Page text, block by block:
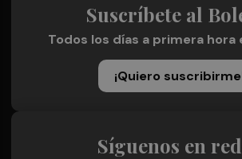
Suscríbete al
Todos los días a primera hora
¡Quiero
Síguenos en